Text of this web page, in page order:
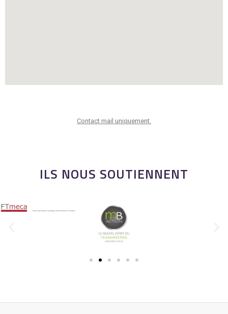
Contact mail uniquement.
ILS NOUS SOUTIENNENT